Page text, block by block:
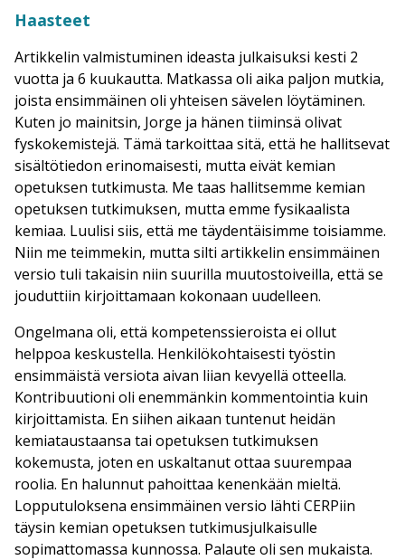
Haasteet
Artikkelin valmistuminen ideasta julkaisuksi kesti 2
vuotta ja 6 kuukautta. Matkassa oli aika paljon mutkia,
joista ensimmäinen oli yhteisen sävelen löytäminen.
Kuten jo mainitsin, Jorge ja hänen tiiminsä olivat
fyskokemistejä. Tämä tarkoittaa sitä, että he hallitsevat
sisältötiedon erinomaisesti, mutta eivät kemian
opetuksen tutkimusta. Me taas hallitsemme kemian
opetuksen tutkimuksen, mutta emme fysikaalista
kemiaa. Luulisi siis, että me täydentäisimme toisiamme.
Niin me teimmekin, mutta silti artikkelin ensimmäinen
versio tuli takaisin niin suurilla muutostoiveilla, että se
jouduttiin kirjoittamaan kokonaan uudelleen.
Ongelmana oli, että kompetenssieroista ei ollut
helppoa keskustella. Henkilökohtaisesti työstin
ensimmäistä versiota aivan liian kevyellä otteella.
Kontribuutioni oli enemmänkin kommentointia kuin
kirjoittamista. En siihen aikaan tuntenut heidän
kemiataustaansa tai opetuksen tutkimuksen
kokemusta, joten en uskaltanut ottaa suurempaa
roolia. En halunnut pahoittaa kenenkään mieltä.
Lopputuloksena ensimmäinen versio lähti CERPiin
täysin kemian opetuksen tutkimusjulkaisulle
sopimattomassa kunnossa. Palaute oli sen mukaista.